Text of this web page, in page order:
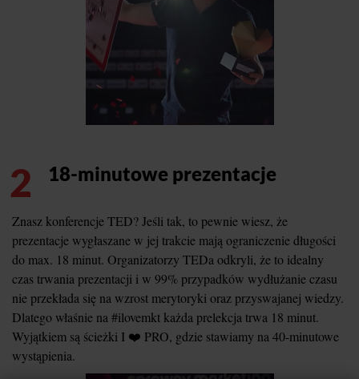
2 18-minutowe prezentacje
Znasz konferencje TED? Jeśli tak, to pewnie wiesz, że
prezentacje wygłaszane w jej trakcie mają ograniczenie długości
do max. 18 minut. Organizatorzy TEDa odkryli, że to idealny
czas trwania prezentacji i w 99% przypadków wydłużanie czasu
nie przekłada się na wzrost merytoryki oraz przyswajanej wiedzy.
Dlatego właśnie na #ilovemkt każda prelekcja trwa 18 minut.
Wyjątkiem są ścieżki I ❤️ PRO, gdzie stawiamy na 40-minutowe
wystąpienia.